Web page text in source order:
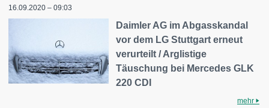
16.09.2020 – 09:03
Daimler AG im Abgasskandal
vor dem LG Stuttgart erneut
verurteilt / Arglistige
Täuschung bei Mercedes GLK
220 CDI
mehr